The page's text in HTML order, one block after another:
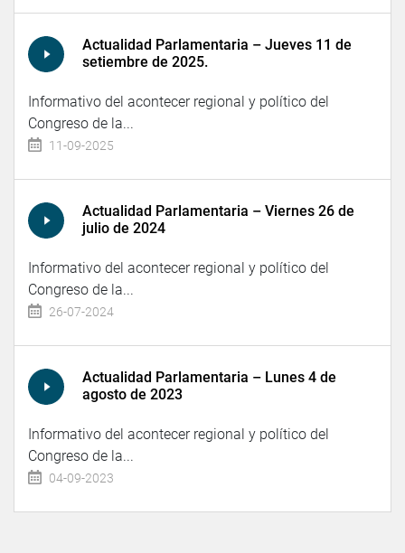
Actualidad Parlamentaria – Jueves 11 de
setiembre de 2025.
Informativo del acontecer regional y político del
Congreso de la...
11-09-2025
Actualidad Parlamentaria – Viernes 26 de
julio de 2024
Informativo del acontecer regional y político del
Congreso de la...
26-07-2024
Actualidad Parlamentaria – Lunes 4 de
agosto de 2023
Informativo del acontecer regional y político del
Congreso de la...
04-09-2023